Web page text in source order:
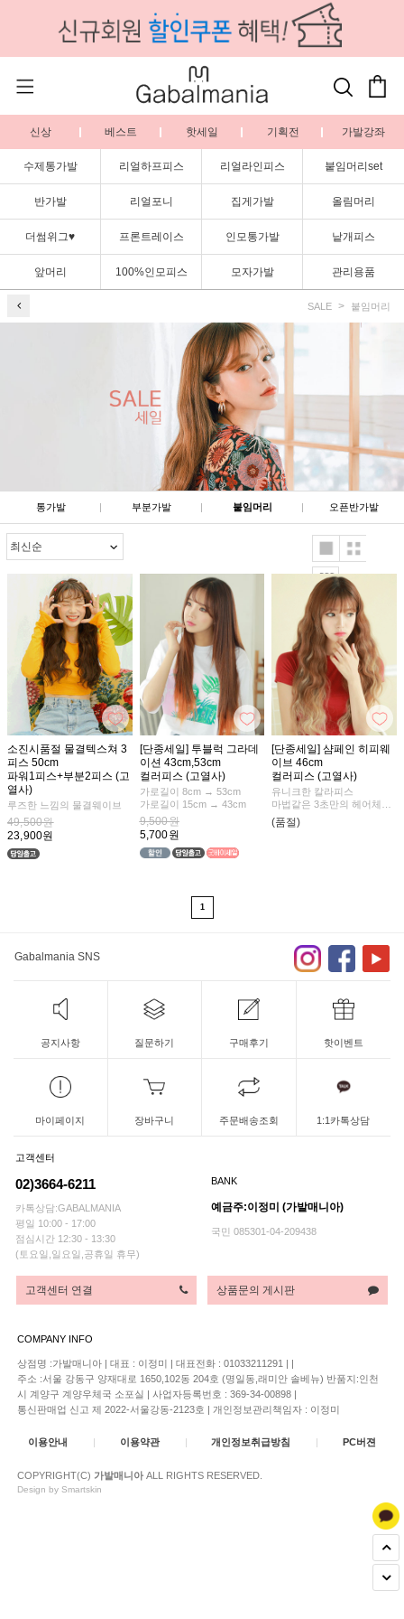
신상 베스트 핫세일 기획전 가발강좌
수제통가발 리얼하프피스 리얼라인피스 붙임머리set
반가발 리얼포니 집게가발 올림머리
더썸위그♥ 프론트레이스 인모통가발 낱개피스
앞머리 100%인모피스 모자가발 관리용품
SALE 붙임머리
통가발 부분가발 붙임머리 오픈반가발
소진시품절 물결텍스쳐 3
피스 50cm
파워1피스+부분2피스 (고
열사)
루즈한 느낌의 물결웨이브
49,500원
23,900원
[단종세일] 투블럭 그라데
이션 43cm,53cm
컬러피스 (고열사)
가로길이 8cm → 53cm
가로길이 15cm → 43cm
9,500원
5,700원
[단종세일] 샴페인 히피웨
이브 46cm
컬러피스 (고열사)
유니크한 칼라피스
마법같은 3초만의 헤어체인
지!
염색으로 힘든 컬러를
(품절)
1
Gabalmania SNS
공지사항 질문하기 구매후기 핫이벤트
마이페이지 장바구니 주문배송조회 1:1카톡상담
고객센터
02)3664-6211
카톡상담:GABALMANIA
평일 10:00 - 17:00
점심시간 12:30 - 13:30
(토요일,일요일,공휴일 휴무)
BANK
예금주:이정미 (가발매니아)
국민 085301-04-209438
고객센터 연결 상품문의 게시판
COMPANY INFO
상점명 :가발매니아 | 대표 : 이정미 | 대표전화 : 01033211291 | |
주소 :서울 강동구 양재대로 1650,102동 204호 (명일동,래미안 솔베뉴) 반품지:인천
시 계양구 계양우체국 소포실 | 사업자등록번호 : 369-34-00898 |
통신판매업 신고 제 2022-서울강동-2123호 | 개인정보관리책임자 : 이정미
이용안내 | 이용약관 | 개인정보취급방침 | PC버젼
COPYRIGHT(C) 가발매니아 ALL RIGHTS RESERVED.